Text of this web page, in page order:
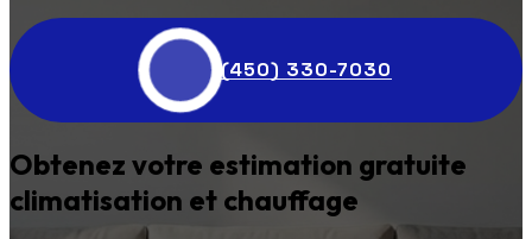
(450) 330-7030
Obtenez votre estimation gratuite
climatisation et chauffage